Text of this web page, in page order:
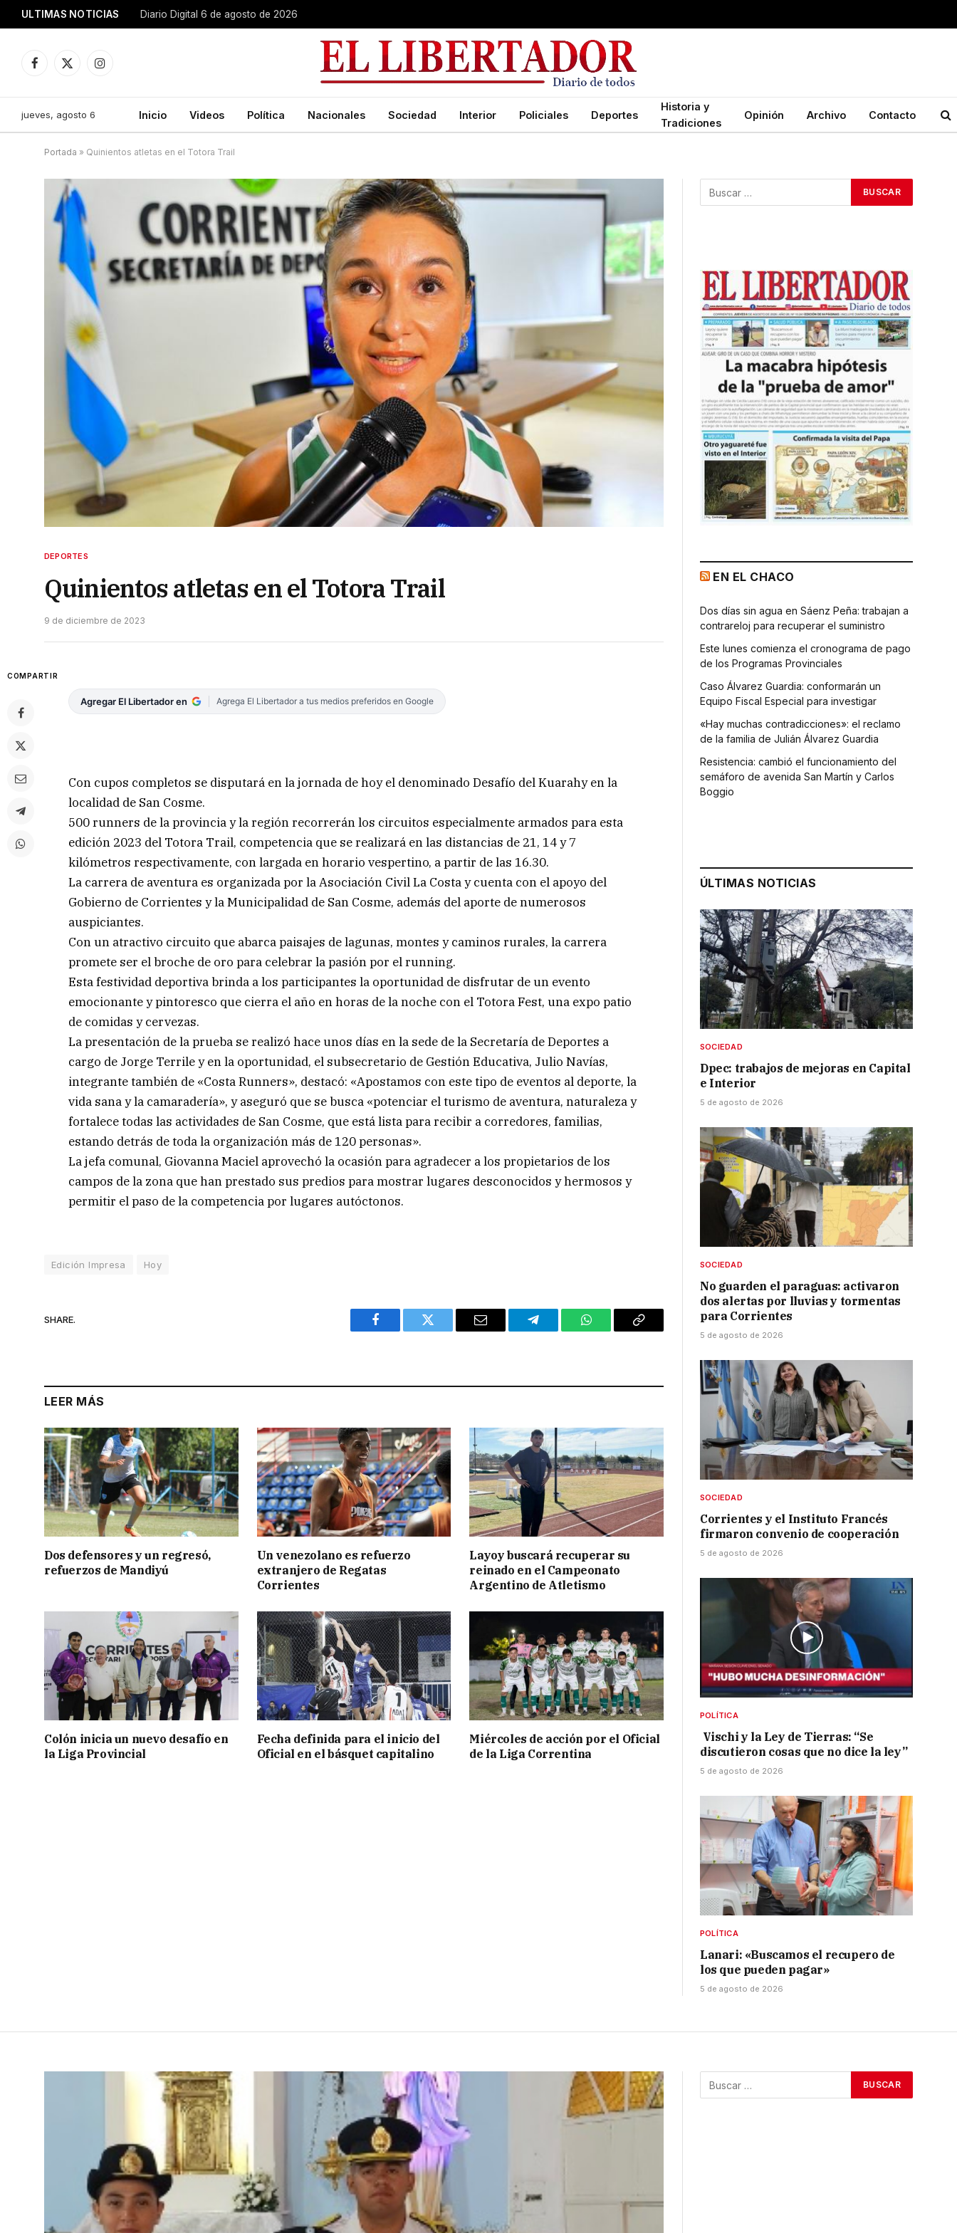
ULTIMAS NOTICIAS Diario Digital 6 de agosto de 2026
Facebook
X
Instagram
jueves, agosto 6 Inicio Videos Política Nacionales Sociedad Interior Policiales Deportes
Historia y
Tradiciones
Opinión Archivo Contacto
Portada » Quinientos atletas en el Totora Trail
DEPORTES
Quinientos atletas en el Totora Trail
9 de diciembre de 2023
COMPARTIR
Agregar El Libertador en Agrega El Libertador a tus medios preferidos en Google
Con cupos completos se disputará en la jornada de hoy el denominado Desafío del Kuarahy en la
localidad de San Cosme.
500 runners de la provincia y la región recorrerán los circuitos especialmente armados para esta
edición 2023 del Totora Trail, competencia que se realizará en las distancias de 21, 14 y 7
kilómetros respectivamente, con largada en horario vespertino, a partir de las 16.30.
La carrera de aventura es organizada por la Asociación Civil La Costa y cuenta con el apoyo del
Gobierno de Corrientes y la Municipalidad de San Cosme, además del aporte de numerosos
auspiciantes.
Con un atractivo circuito que abarca paisajes de lagunas, montes y caminos rurales, la carrera
promete ser el broche de oro para celebrar la pasión por el running.
Esta festividad deportiva brinda a los participantes la oportunidad de disfrutar de un evento
emocionante y pintoresco que cierra el año en horas de la noche con el Totora Fest, una expo patio
de comidas y cervezas.
La presentación de la prueba se realizó hace unos días en la sede de la Secretaría de Deportes a
cargo de Jorge Terrile y en la oportunidad, el subsecretario de Gestión Educativa, Julio Navías,
integrante también de «Costa Runners», destacó: «Apostamos con este tipo de eventos al deporte, la
vida sana y la camaradería», y aseguró que se busca «potenciar el turismo de aventura, naturaleza y
fortalece todas las actividades de San Cosme, que está lista para recibir a corredores, familias,
estando detrás de toda la organización más de 120 personas».
La jefa comunal, Giovanna Maciel aprovechó la ocasión para agradecer a los propietarios de los
campos de la zona que han prestado sus predios para mostrar lugares desconocidos y hermosos y
permitir el paso de la competencia por lugares autóctonos.
Edición Impresa Hoy
SHARE.
Facebook Twitter Email Telegram WhatsAppCopy
LEER MÁS
Dos defensores y un regresó,
refuerzos de Mandiyú
Un venezolano es refuerzo
extranjero de Regatas
Corrientes
Layoy buscará recuperar su
reinado en el Campeonato
Argentino de Atletismo
Colón inicia un nuevo desafío en
la Liga Provincial
Fecha definida para el inicio del
Oficial en el básquet capitalino
Miércoles de acción por el Oficial
de la Liga Correntina
EN EL CHACO
Dos días sin agua en Sáenz Peña: trabajan a
contrareloj para recuperar el suministro
Este lunes comienza el cronograma de pago
de los Programas Provinciales
Caso Álvarez Guardia: conformarán un
Equipo Fiscal Especial para investigar
«Hay muchas contradicciones»: el reclamo
de la familia de Julián Álvarez Guardia
Resistencia: cambió el funcionamiento del
semáforo de avenida San Martín y Carlos
Boggio
ÚLTIMAS NOTICIAS
SOCIEDAD
Dpec: trabajos de mejoras en Capital
e Interior
5 de agosto de 2026
SOCIEDAD
No guarden el paraguas: activaron
dos alertas por lluvias y tormentas
para Corrientes
5 de agosto de 2026
SOCIEDAD
Corrientes y el Instituto Francés
firmaron convenio de cooperación
5 de agosto de 2026
POLÍTICA
Vischi y la Ley de Tierras: “Se
discutieron cosas que no dice la ley”
5 de agosto de 2026
POLÍTICA
Lanari: «Buscamos el recupero de
los que pueden pagar»
5 de agosto de 2026